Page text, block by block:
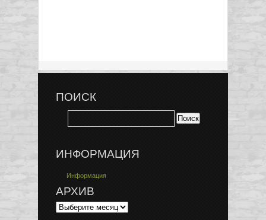
ПОИСК
ИНФОРМАЦИЯ
Информация
АРХИВ